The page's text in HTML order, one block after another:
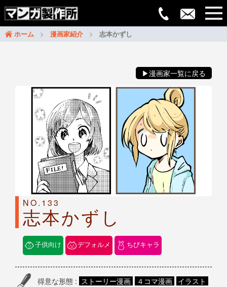
ホーム 漫画家紹介 志本かずし
▶漫画家一覧に戻る
NO.133
志本かずし
子供向け デフォルメ ちびキャラ
得意な形態 : ストーリー漫画 ４コマ漫画 イラスト